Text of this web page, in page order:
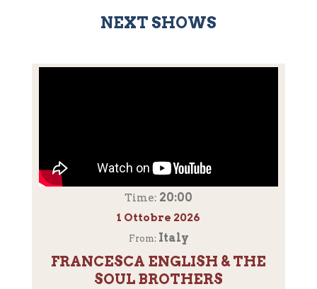
NEXT SHOWS
Time: 20:00
1 Ottobre 2026
From: Italy
FRANCESCA ENGLISH & THE
SOUL BROTHERS